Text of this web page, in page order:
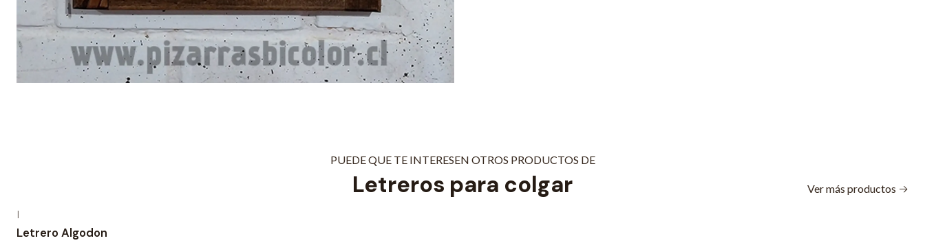
PUEDE QUE TE INTERESEN OTROS PRODUCTOS DE
Letreros para colgar Ver más productos
|
Letrero Algodon